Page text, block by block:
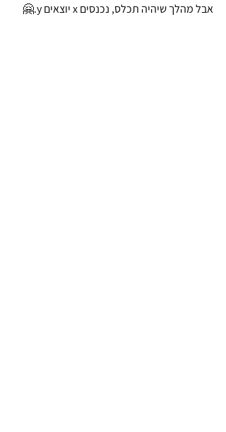
אבל מהלך שיהיה תכלס, נכנסים x יוצאים y.🤗